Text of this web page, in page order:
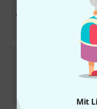
Mit
Sofort
30-
Sofort